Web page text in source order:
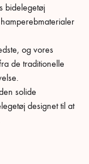
bidelegetøj
og vores
de traditionelle
solide
designet til at